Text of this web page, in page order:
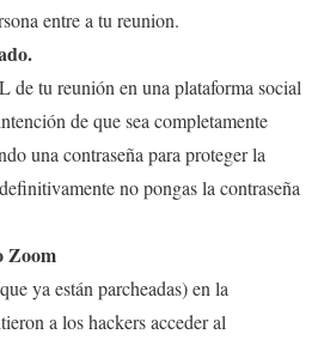
entre a tu reunion.
de tu reunión en una plataforma social
de que sea completamente
una contraseña para proteger la
no pongas la contraseña
Zoom
ya están parcheadas) en la
a los hackers acceder al